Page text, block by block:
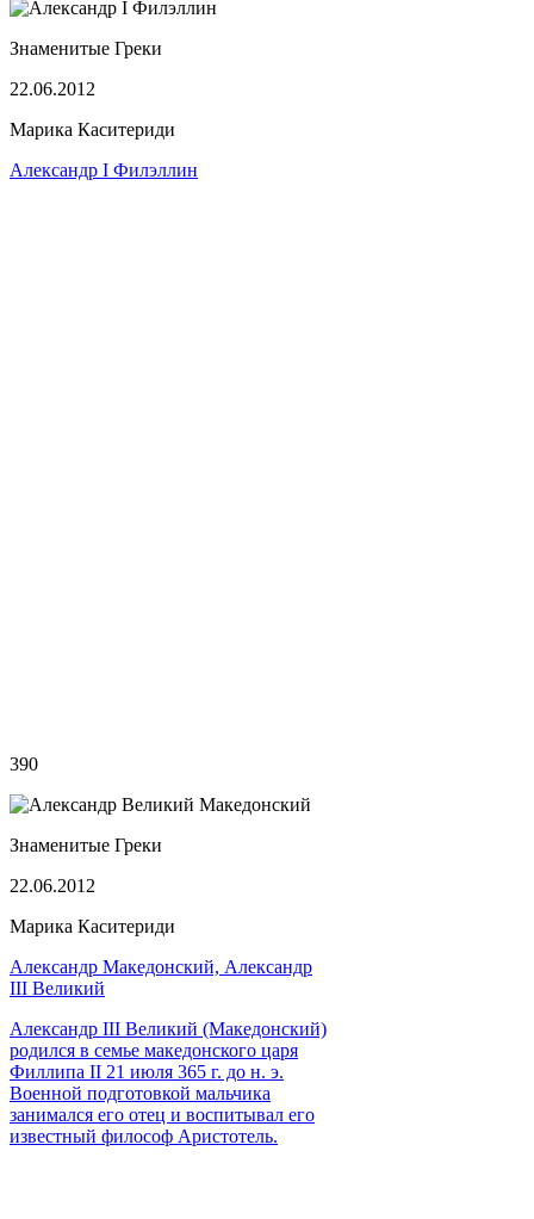
Знаменитые Греки
22.06.2012
Марика Каситериди
Александр I Филэллин
390
Знаменитые Греки
22.06.2012
Марика Каситериди
Александр Македонский, Александр
III Великий
Александр III Великий (Македонский)
родился в семье македонского царя
Филлипа II 21 июля 365 г. до н. э.
Военной подготовкой мальчика
занимался его отец и воспитывал его
известный философ Аристотель.